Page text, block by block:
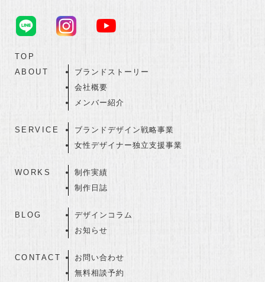
TOP
ABOUT
ブランドストーリー
会社概要
メンバー紹介
SERVICE
ブランドデザイン戦略事業
女性デザイナー独立支援事業
WORKS
制作実績
制作日誌
BLOG
デザインコラム
お知らせ
CONTACT
お問い合わせ
無料相談予約